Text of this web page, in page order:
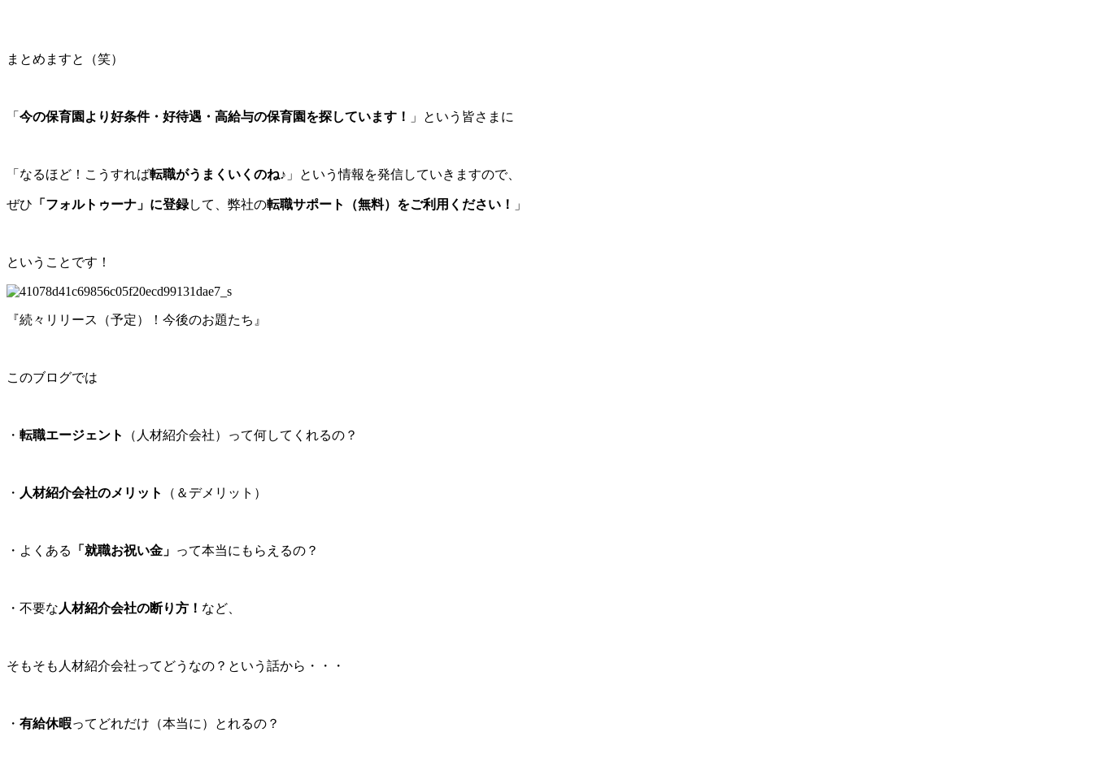
まとめますと（笑）
「 今の保育園より好条件・好待遇・高給与の保育園を探しています！ 」という皆さまに
「なるほど！こうすれば転職がうまくいくのね♪ 」という情報を発信していきますので、
ぜひ 「フォルトゥーナ」に登録して、弊社の転職サポート（無料）をご利用ください！ 」
ということです！
『続々リリース（予定）！今後のお題たち』
このブログでは
・ 転職エージェント （人材紹介会社）って何してくれるの？
・ 人材紹介会社のメリット （＆デメリット）
・よくある 「就職お祝い金」 って本当にもらえるの？
・不要な 人材紹介会社の断り方！ など、
そもそも人材紹介会社ってどうなの？という話から・・・
・ 有給休暇ってどれだけ（本当に）とれるの？